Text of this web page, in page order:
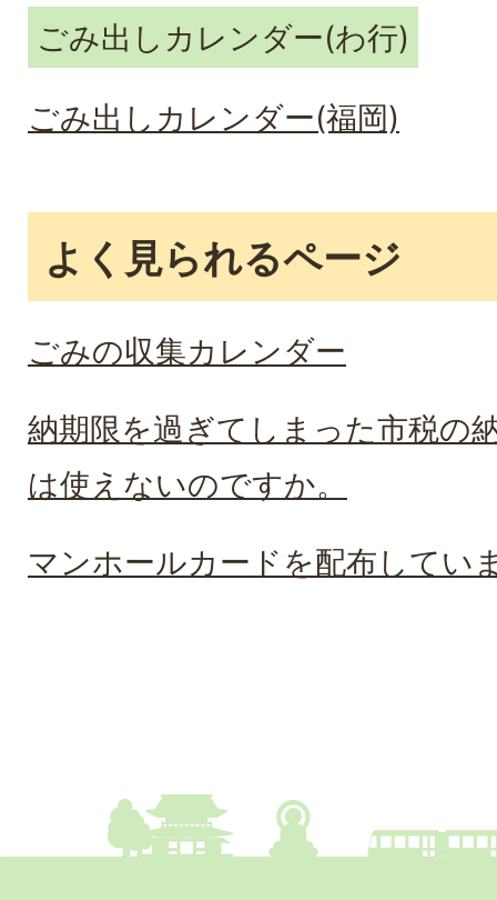
ごみ出しカレンダー(わ行)
ごみ出しカレンダー(福岡)
よく見られるページ
ごみの収集カレンダー
納期限を過ぎてしまった市税の
は使えないのですか。
マンホールカードを配布してい